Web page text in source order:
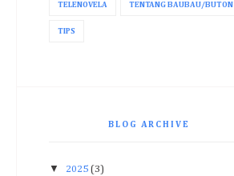
TELENOVELA TENTANG BAUBAU/BUTON
TIPS
BLOG ARCHIVE
▼ 2025 (3)